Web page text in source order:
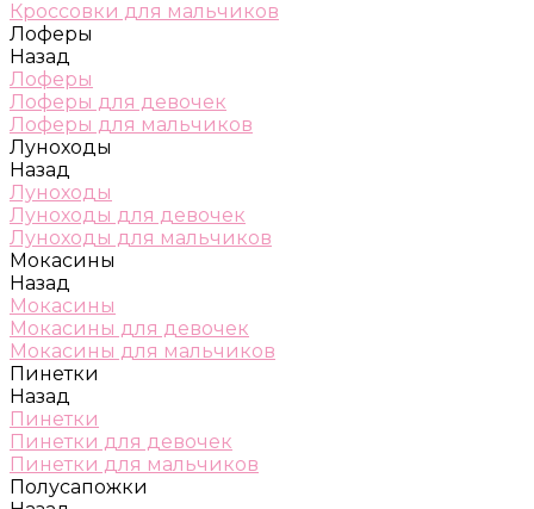
Кроссовки для мальчиков
Лоферы
Назад
Лоферы
Лоферы для девочек
Лоферы для мальчиков
Луноходы
Назад
Луноходы
Луноходы для девочек
Луноходы для мальчиков
Мокасины
Назад
Мокасины
Мокасины для девочек
Мокасины для мальчиков
Пинетки
Назад
Пинетки
Пинетки для девочек
Пинетки для мальчиков
Полусапожки